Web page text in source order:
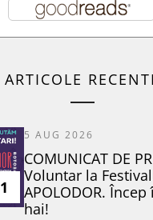
ARTICOLE
1
5 AUG 2026
COMUNICAT DE
Voluntar la
APOLODOR.
hai!